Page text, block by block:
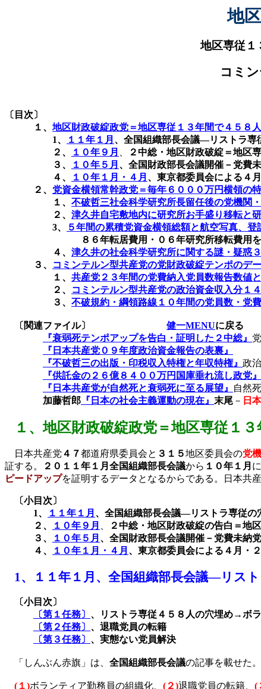
地
地区専従１
コミ
〔目次〕
１、 地区財政破綻政党＝地区専従１３年間で４５８
1、 １１年１月 、全国組織部長会議―リストラ
２、
１０年９月 ２中総・地区財政破綻＝地区
３、
１０年５月 、 全国財政部長会議開催－党費
４、
１０年 １月・４月 、 東京都委員会による４
２、 党資金横領常幹政党＝毎年６０００万円横領の
１、 不破哲三社会科学研究所長留任後の党機関
２、 津久井自宅敷地内に研究所お手盛り移転と
3、 ５年間の累積党資金横領総額と航空写真、登
８６年転居費用・０６年研究所移転費用
４、 津久井の社会科学研究所に関する謎・疑惑
３、
コミンテルン型共産党の党財政破綻テンポのデ
１、 共産党２３年間の党費納入党員数報告数値
２、
コミンテルン型共産党の政治資金収入分１
３、 不破規約・綱領路線１０年間の党員数・党
〔関連ファイル〕 健一MENUに戻る
『衰弱死テンポアップを告白・証明した２中総』
『日本共産党０９年度政治資金報告の表裏』
『不破哲三の出版・印税収入特権と年収特権』 政
『供託金の２６億８４００万円国庫垂れ流し政党』
『日本共産党が自然死と衰弱死に至る展望』
自然
加藤哲郎 『日本の社会主義運動の現在』 末尾 － 日
１、地区財政破綻政党＝地区専従１３
日本共産党 ４７都道府県委員会と ３１５地区委員会の党
証する。
２０１１年１月 全国組織部長会議から １０年１月
ピードアップを証明するデータとなるからである。日本共
〔小目次〕
1、 １１年１月 、全国組織部長会議―リストラ専従
２、
１０年９月 ２中総・地区財政破綻の告白＝地
３、
１０年５月 、 全国財政部長会議開催－党費未納
４、
１０年 １月・４月 、 東京都委員会による４月・
1、 １１年１月、全国組織部長会議―リス
〔小目次〕
〔第１任務〕 、リストラ専従４５８人の穴埋め→ボ
〔第２任務〕 、 退職党員の転籍
〔第３任務〕 、 実態ない党員解決
「しんぶん赤旗」は、 全国組織部長会議の記事を載せた
( １)ボランティア勤務員の組織化、 ( ２)退職党員の転籍、 (